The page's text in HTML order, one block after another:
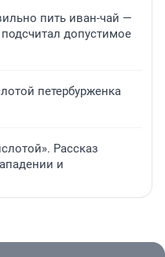
пить иван-чай —
допустимое
петербурженка
Рассказ
и